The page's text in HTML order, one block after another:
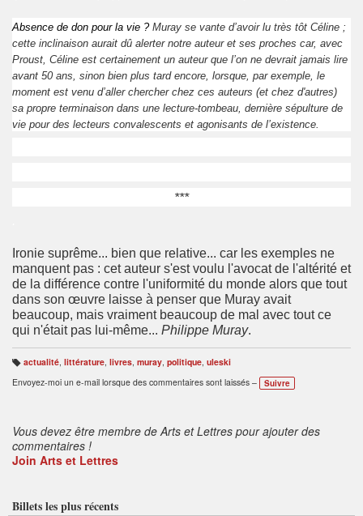
Absence de don pour la vie ? Muray se vante d’avoir lu très tôt Céline ;
cette inclinaison aurait dû alerter notre auteur et ses proches car, avec
Proust, Céline est certainement un auteur que l’on ne devrait jamais lire
avant 50 ans, sinon bien plus tard encore, lorsque, par exemple, le
moment est venu d’aller chercher chez ces auteurs (et chez d'autres)
sa propre terminaison dans une lecture-tombeau, dernière sépulture de
vie pour des lecteurs convalescents et agonisants de l’existence.
***
Ironie suprême... bien que relative... car les exemples ne
manquent pas : cet auteur s'est voulu l'avocat de l'altérité et
de la différence contre l'uniformité du monde alors que tout
dans son œuvre laisse à penser que Muray avait
beaucoup, mais vraiment beaucoup de mal avec tout ce
qui n'était pas lui-même... Philippe Muray.
B
ali
s
actualité, littérature, livres, muray, politique, uleski
Envoyez-moi un e-mail lorsque des commentaires sont laissés –
Suivre
Vous devez être membre de Arts et Lettres pour ajouter des
commentaires !
Join Arts et Lettres
Billets les plus récents